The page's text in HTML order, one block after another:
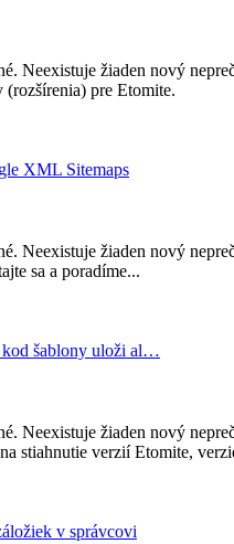
(rozšírenia) pre Etomite.
XML Sitemaps
sa a poradíme...
kod šablony uloži al…
stiahnutie verzií Etomite,
v správcovi